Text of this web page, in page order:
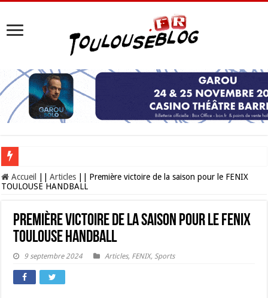
Les Nocturnes de la Cité de l’espace 2026 : l’événement incontournable de
Accueil Articles
Première victoire de la saison pour le FENIX
TOULOUSE HANDBALL
Première victoire de la saison pour le FENIX
TOULOUSE HANDBALL
9 septembre 2024 Articles, FENIX, Sports